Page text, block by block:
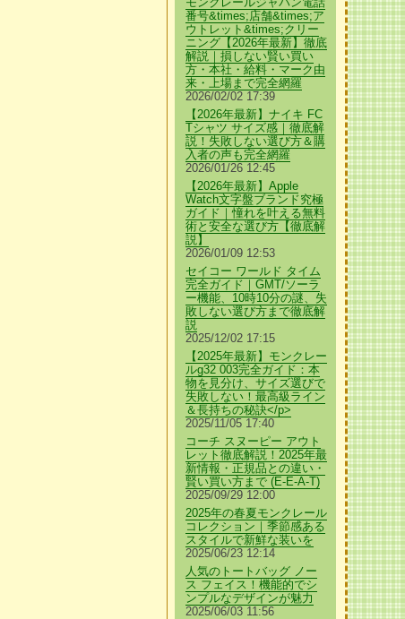
番号&times;店舗&times;ア
ウトレット&times;クリー
ニング【2026年最新】徹底
解説｜損しない賢い買い
方・本社・給料・マーク由
来・上場まで完全網羅
2026/02/02 17:39
【2026年最新】ナイキ FC
Tシャツ サイズ感｜徹底解
説！失敗しない選び方＆購
入者の声も完全網羅
2026/01/26 12:45
【2026年最新】Apple
Watch文字盤ブランド究極
ガイド｜憧れを叶える無料
術と安全な選び方【徹底解
説】
2026/01/09 12:53
セイコー ワールド タイム
完全ガイド｜GMT/ソーラ
ー機能、10時10分の謎、失
敗しない選び方まで徹底解
説
2025/12/02 17:15
【2025年最新】モンクレー
ルg32 003完全ガイド：本
物を見分け、サイズ選びで
失敗しない！最高級ライン
＆長持ちの秘訣</p>
2025/11/05 17:40
コーチ スヌーピー アウト
レット徹底解説！2025年最
新情報・正規品との違い・
賢い買い方まで (E-E-A-T)
2025/09/29 12:00
2025年の春夏モンクレール
コレクション｜季節感ある
スタイルで新鮮な装いを
2025/06/23 12:14
人気のトートバッグ ノー
ス フェイス！機能的でシ
ンプルなデザインが魅力
2025/06/03 11:56